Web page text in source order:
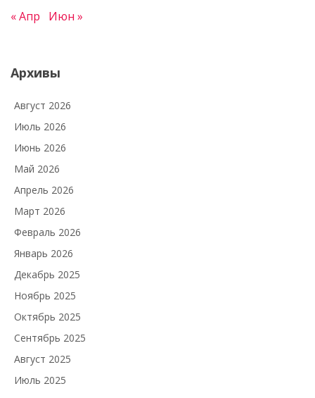
« Апр Июн »
Архивы
Август 2026
Июль 2026
Июнь 2026
Май 2026
Апрель 2026
Март 2026
Февраль 2026
Январь 2026
Декабрь 2025
Ноябрь 2025
Октябрь 2025
Сентябрь 2025
Август 2025
Июль 2025